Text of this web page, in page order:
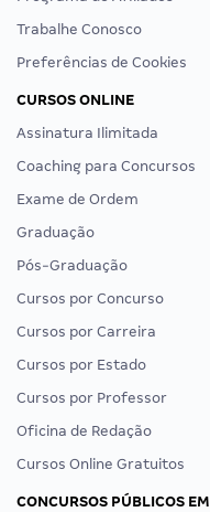
Trabalhe Conosco
Preferências de Cookies
CURSOS ONLINE
Assinatura Ilimitada
Coaching para Concursos
Exame de Ordem
Graduação
Pós-Graduação
Cursos por Concurso
Cursos por Carreira
Cursos por Estado
Cursos por Professor
Oficina de Redação
Cursos Online Gratuitos
CONCURSOS PÚBLICOS EM